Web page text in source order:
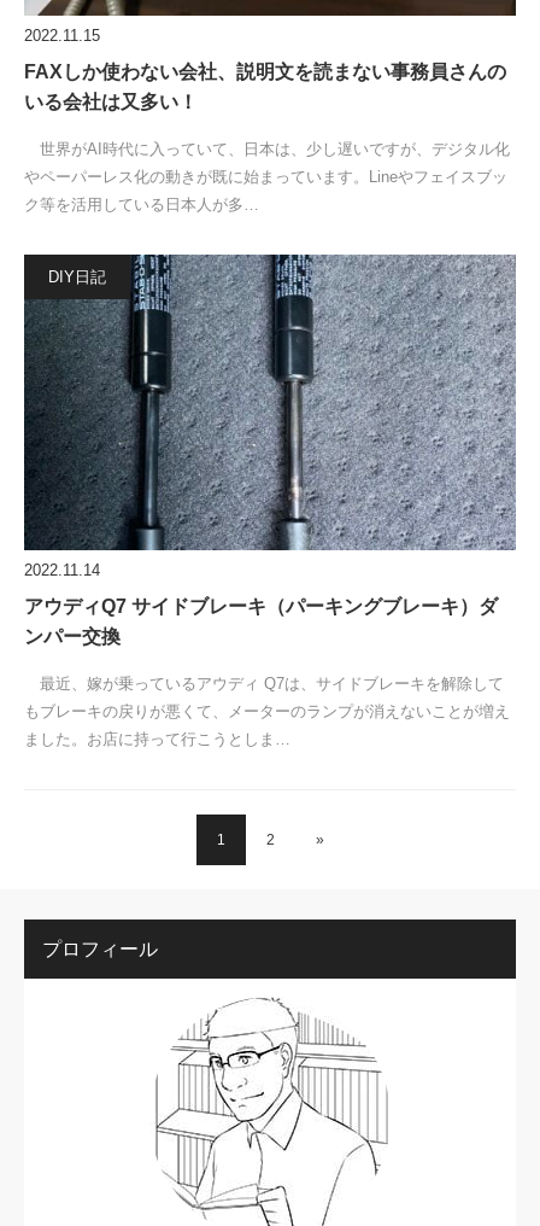
2022.11.15
FAXしか使わない会社、説明文を読まない事務員さんの
いる会社は又多い！
世界がAI時代に入っていて、日本は、少し遅いですが、デジタル化
やペーパーレス化の動きが既に始まっています。Lineやフェイスブッ
ク等を活用している日本人が多…
DIY日記
2022.11.14
アウディQ7 サイドブレーキ（パーキングブレーキ）ダ
ンパー交換
最近、嫁が乗っているアウディ Q7は、サイドブレーキを解除して
もブレーキの戻りが悪くて、メーターのランプが消えないことが増え
ました。お店に持って行こうとしま…
1 2 »
プロフィール